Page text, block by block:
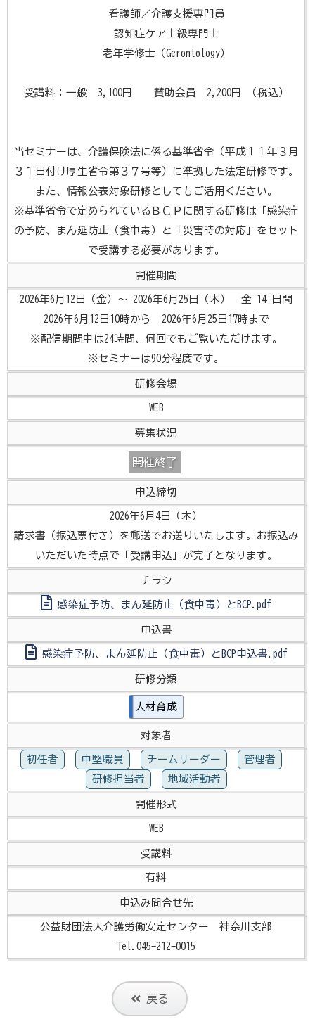
看護師／介護支援専門員
認知症ケア上級専門士
老年学修士（Gerontology）
受講料：一般 3,100円 賛助会員 2,200円 （税込）
当セミナーは、介護保険法に係る基準省令（平成１１年３月
３１日付け厚生省令第３７号等）に準拠した法定研修です。
また、情報公表対象研修としてもご活用ください。
※基準省令で定められているＢＣＰに関する研修は「感染症
の予防、まん延防止（食中毒）と「災害時の対応」をセット
で受講する必要があります。
開催期間
2026年6月12日（金）～ 2026年6月25日（木） 全 14 日間
2026年6月12日10時から 2026年6月25日17時まで
※配信期間中は24時間、何回でもご覧いただけます。
※セミナーは90分程度です。
研修会場
WEB
募集状況
開催終了
申込締切
2026年6月4日（木）
請求書（振込票付き）を郵送でお送りいたします。お振込み
いただいた時点で「受講申込」が完了となります。
チラシ
感染症予防、まん延防止（食中毒）とBCP.pdf
申込書
感染症予防、まん延防止（食中毒）とBCP申込書.pdf
研修分類
人材育成
対象者
初任者 中堅職員 チームリーダー
管理者
研修担当者
地域活動者
開催形式
WEB
受講料
有料
申込み問合せ先
公益財団法人介護労働安定センター 神奈川支部
Tel.045-212-0015
戻る